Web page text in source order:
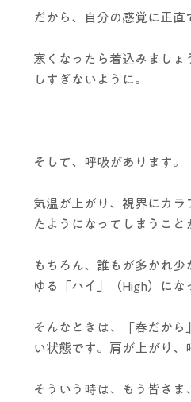
だから、自分の感覚に正直
寒くなったら着込みましょ
しすぎないように。
そして、呼吸があります。
気温が上がり、視界にカ
たようになってしまうこと
もちろん、誰もが多かれ
ゆる「ハイ」（High）にな
そんなときは、「春だか
い状態です。肩が上がり、
そういう時は、もう皆さま